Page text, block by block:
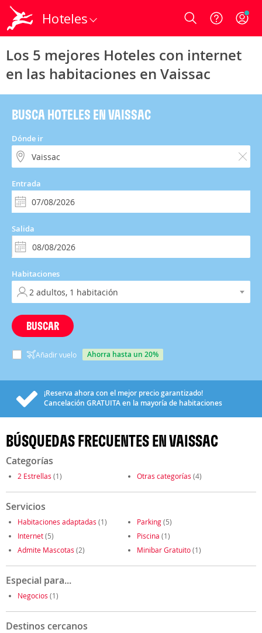
Hoteles Login
Los 5 mejores Hoteles con internet
en las habitaciones en Vaissac
BUSCA HOTELES EN VAISSAC
Dónde ir
Entrada
Salida
Habitaciones
BUSCAR
Añadir vuelo ahorra hasta un 20%
¡Reserva ahora con el mejor precio garantizado!
Cancelación GRATUITAen la mayoría de habitaciones
BÚSQUEDAS FRECUENTES EN VAISSAC
Categorías
2 Estrellas (1) Otras categorías (4)
Servicios
Habitaciones adaptadas (1) Parking(5)
Internet(5) Piscina (1)
Admite Mascotas (2) Minibar Gratuito(1)
Especial para...
Negocios (1)
Destinos cercanos